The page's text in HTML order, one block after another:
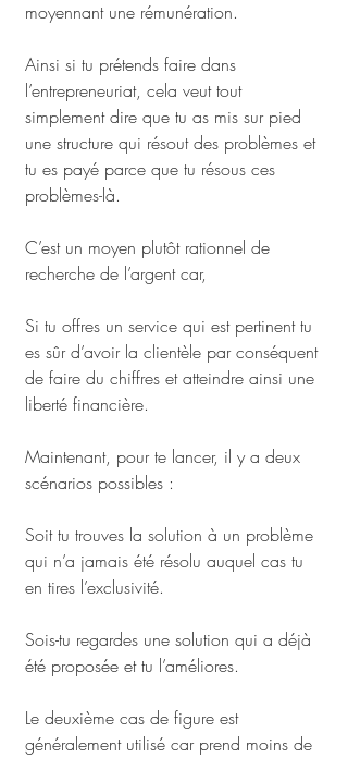
moyennant une rémunération.
Ainsi si tu prétends faire dans
l’entrepreneuriat, cela veut tout
simplement dire que tu as mis sur pied
une structure qui résout des problèmes et
tu es payé parce que tu résous ces
problèmes-là.
C’est un moyen plutôt rationnel de
recherche de l’argent car,
Si tu offres un service qui est pertinent tu
es sûr d’avoir la clientèle par conséquent
de faire du chiffres et atteindre ainsi une
liberté financière.
Maintenant, pour te lancer, il y a deux
scénarios possibles :
Soit tu trouves la solution à un problème
qui n’a jamais été résolu auquel cas tu
en tires l’exclusivité.
Sois-tu regardes une solution qui a déjà
été proposée et tu l’améliores.
Le deuxième cas de figure est
généralement utilisé car prend moins de